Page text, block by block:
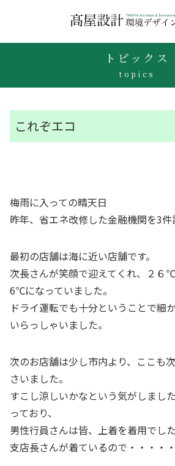
トピックス
topics
これぞエコ
梅雨に入っての晴天日
昨年、省エネ改修した金融機関を3件
最初の店舗は海に近い店舗です。
次長さんが笑顔で迎えてくれ、２６
6℃になっていました。
ドライ運転でも十分ということで細
いらっしゃいました。
次のお店舗は少し市内より、ここも
さいました。
すこし涼しいかなという気がしまし
っており、
男性行員さんは皆、上着を着用でした
支店長さんが着ているので・・・・